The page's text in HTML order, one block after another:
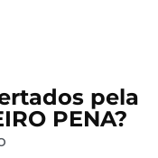
pela
PENA?